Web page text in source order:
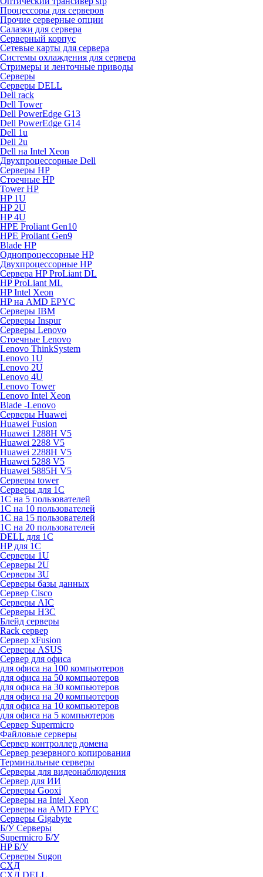
Процессоры для серверов
Прочие серверные опции
Салазки для сервера
Серверный корпус
Сетевые карты для сервера
Системы охлаждения для сервера
Стримеры и ленточные приводы
Серверы
Серверы DELL
Dell rack
Dell Tower
Dell PowerEdge G13
Dell PowerEdge G14
Dell 1u
Dell 2u
Dell на Intel Xeon
Двухпроцессорные Dell
Серверы HP
Стоечные HP
Tower HP
HP 1U
HP 2U
HP 4U
HPE Proliant Gen10
HPE Proliant Gen9
Blade HP
Однопроцессорные HP
Двухпроцессорные HP
Сервера HP ProLiant DL
HP ProLiant ML
HP Intel Xeon
HP на AMD EPYC
Серверы IBM
Серверы Inspur
Серверы Lenovo
Стоечные Lenovo
Lenovo ThinkSystem
Lenovo 1U
Lenovo 2U
Lenovo 4U
Lenovo Tower
Lenovo Intel Xeon
Blade -Lenovo
Серверы Huawei
Huawei Fusion
Huawei 1288H V5
Huawei 2288 V5
Huawei 2288H V5
Huawei 5288 V5
Huawei 5885H V5
Серверы tower
Серверы для 1C
1С на 5 пользователей
1С на 10 пользователей
1С на 15 пользователей
1С на 20 пользователей
DELL для 1С
HP для 1С
Серверы 1U
Серверы 2U
Серверы 3U
Серверы базы данных
Сервер Cisco
Серверы AIC
Серверы H3C
Блейд серверы
Rack сервер
Сервер xFusion
Серверы ASUS
Сервер для офиса
для офиса на 100 компьютеров
для офиса на 50 компьютеров
для офиса на 30 компьютеров
для офиса на 20 компьютеров
для офиса на 10 компьютеров
для офиса на 5 компьютеров
Сервер Supermicro
Файловые серверы
Сервер контроллер домена
Сервер резервного копирования
Терминальные серверы
Серверы для видеонаблюдения
Сервер для ИИ
Серверы Gooxi
Серверы на Intel Xeon
Серверы на AMD EPYC
Серверы Gigabyte
Б/У Серверы
Supermicro Б/У
HP Б/У
Серверы Sugon
СХД
СХД DELL